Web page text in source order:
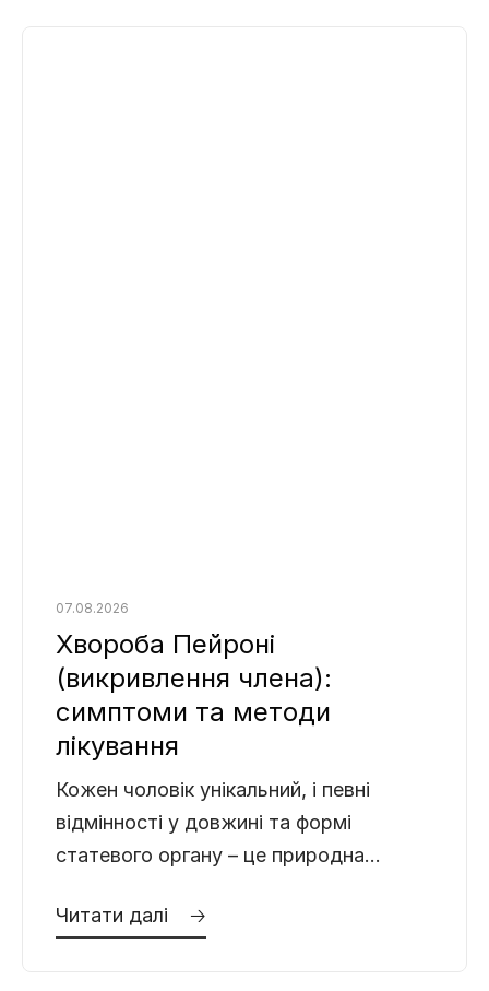
Хвороба Пейроні
(викривлення члена):
симптоми та методи
лікування
07.08.2026
Кожен чоловік унікальний, і певні
відмінності у довжині та формі
статевого органу – це природна
і це зовсім не
Читати далі 🡢